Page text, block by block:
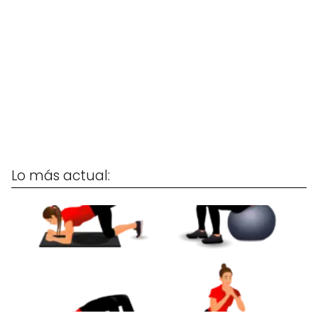
Lo más actual: